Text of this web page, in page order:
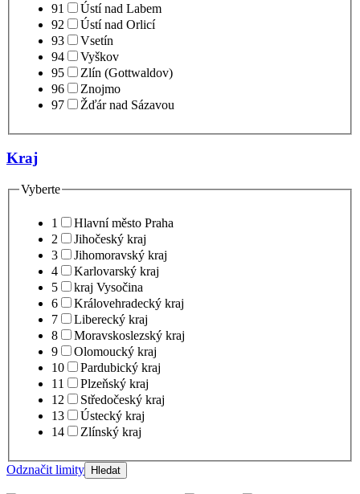
91
Ústí nad Labem
92
Ústí nad Orlicí
93
Vsetín
94
Vyškov
95
Zlín (Gottwaldov)
96
Znojmo
97
Žďár nad Sázavou
Kraj
Vyberte
1
Hlavní město Praha
2
Jihočeský kraj
3
Jihomoravský kraj
4
Karlovarský kraj
5
kraj Vysočina
6
Královehradecký kraj
7
Liberecký kraj
8
Moravskoslezský kraj
9
Olomoucký kraj
10
Pardubický kraj
11
Plzeňský kraj
12
Středočeský kraj
13
Ústecký kraj
14
Zlínský kraj
Odznačit limity Hledat